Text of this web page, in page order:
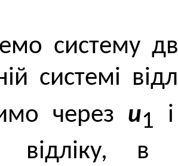
систему
системі
через u1
відліку,